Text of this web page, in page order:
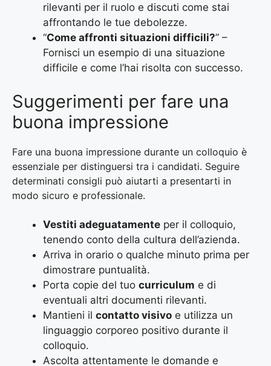
rilevanti per il ruolo e discuti come stai
affrontando le tue debolezze.
“Come affronti situazioni difficili?” –
Fornisci un esempio di una situazione
difficile e come l’hai risolta con successo.
Suggerimenti per fare una
buona impressione
Fare una buona impressione durante un colloquio è
essenziale per distinguersi tra i candidati. Seguire
determinati consigli può aiutarti a presentarti in
modo sicuro e professionale.
Vestiti adeguatamente per il colloquio,
tenendo conto della cultura dell’azienda.
Arriva in orario o qualche minuto prima per
dimostrare puntualità.
Porta copie del tuo curriculum e di
eventuali altri documenti rilevanti.
Mantieni il contatto visivo e utilizza un
linguaggio corporeo positivo durante il
colloquio.
Ascolta attentamente le domande e